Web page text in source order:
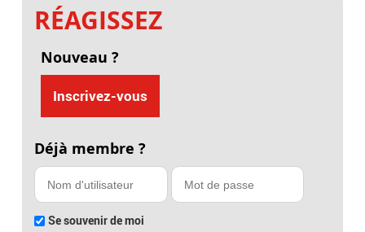
RÉAGISSEZ
Nouveau ?
Inscrivez-vous
Déjà membre ?
Se souvenir de moi